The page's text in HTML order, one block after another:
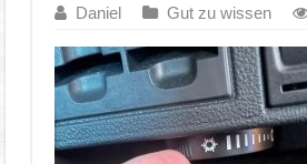
Daniel Gut zu wissen